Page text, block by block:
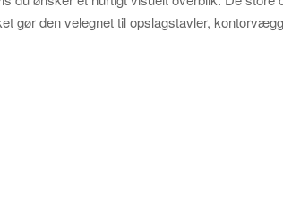
gør den velegnet til opslagstavler,